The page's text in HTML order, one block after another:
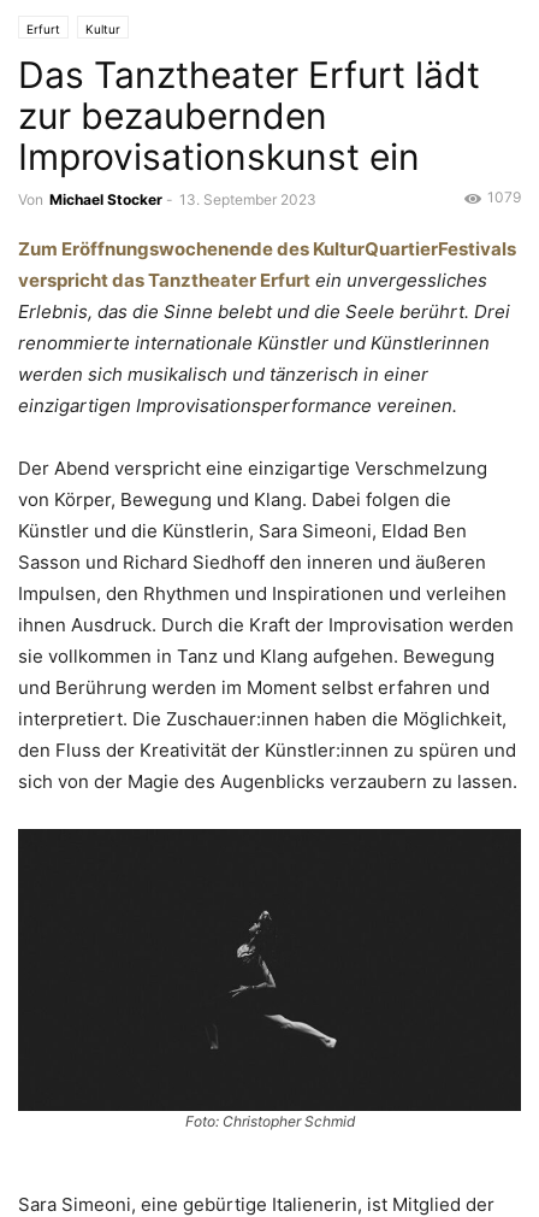
Erfurt Kultur
Das Tanztheater Erfurt lädt
zur bezaubernden
Improvisationskunst ein
Von Michael Stocker - 13. September 2023 1079
Zum Eröffnungswochenende des KulturQuartierFestivals
verspricht das Tanztheater Erfurt ein unvergessliches
Erlebnis, das die Sinne belebt und die Seele berührt. Drei
renommierte internationale Künstler und Künstlerinnen
werden sich musikalisch und tänzerisch in einer
einzigartigen Improvisationsperformance vereinen.
Der Abend verspricht eine einzigartige Verschmelzung
von Körper, Bewegung und Klang. Dabei folgen die
Künstler und die Künstlerin, Sara Simeoni, Eldad Ben
Sasson und Richard Siedhoff den inneren und äußeren
Impulsen, den Rhythmen und Inspirationen und verleihen
ihnen Ausdruck. Durch die Kraft der Improvisation werden
sie vollkommen in Tanz und Klang aufgehen. Bewegung
und Berührung werden im Moment selbst erfahren und
interpretiert. Die Zuschauer:innen haben die Möglichkeit,
den Fluss der Kreativität der Künstler:innen zu spüren und
sich von der Magie des Augenblicks verzaubern zu lassen.
Foto: Christopher Schmid
Sara Simeoni, eine gebürtige Italienerin, ist Mitglied der